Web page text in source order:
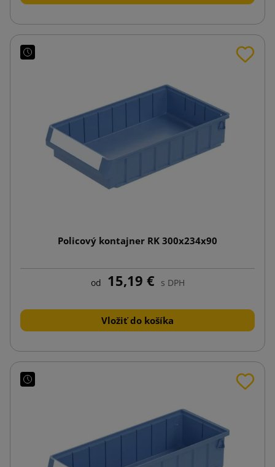
Policový kontajner RK 300x234x90
od 15,19 € s DPH
Vložiť do košíka